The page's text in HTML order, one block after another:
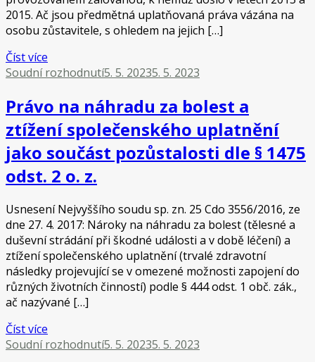
2015. Ač jsou předmětná uplatňovaná práva vázána na
osobu zůstavitele, s ohledem na jejich […]
Číst více
Soudní rozhodnutí5. 5. 20235. 5. 2023
Právo na náhradu za bolest a
ztížení společenského uplatnění
jako součást pozůstalosti dle § 1475
odst. 2 o. z.
Usnesení Nejvyššího soudu sp. zn. 25 Cdo 3556/2016, ze
dne 27. 4. 2017: Nároky na náhradu za bolest (tělesné a
duševní strádání při škodné události a v době léčení) a
ztížení společenského uplatnění (trvalé zdravotní
následky projevující se v omezené možnosti zapojení do
různých životních činností) podle § 444 odst. 1 obč. zák.,
ač nazývané […]
Číst více
Soudní rozhodnutí5. 5. 20235. 5. 2023